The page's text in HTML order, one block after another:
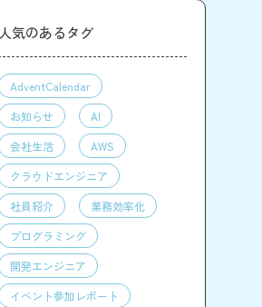
人気のあるタグ
AdventCalendar
お知らせ
AI
会社生活
AWS
クラウドエンジニア
社員紹介
業務効率化
プログラミング
開発エンジニア
イベント参加レポート